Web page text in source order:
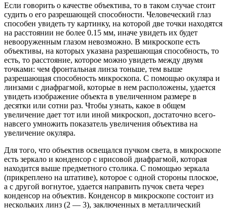
Если говорить о качестве объектива, то в таком случае стоит
судить о его разрешающей способности. Человеческий глаз
способен увидеть ту картинку, на которой две точки находятся
на расстоянии не более 0.15 мм, иначе увидеть их будет
невооруженным глазом невозможно. В микроскопе есть
объективы, на которых указана разрешающая способность, то
есть, то расстояние, которое можно увидеть между двумя
точками: чем фронтальная линза тоньше, тем выше
разрешающая способность микроскопа. С помощью окуляра и
линзами с диафрагмой, которые в нем расположены, удается
увидеть изображение объекта в увеличенном размере в
десятки или сотни раз. Чтобы узнать, какое в общем
увеличение дает тот или иной микроскоп, достаточно всего-
навсего умножить показатель увеличения объектива на
увеличение окуляра.
Для того, что объектив освещался пучком света, в микроскопе
есть зеркало и конденсор с ирисовой диафрагмой, которая
находится выше предметного столика. С помощью зеркала
(прикреплено на штативе), которое с одной стороны плоское,
а с другой вогнутое, удается направить пучок света через
конденсор на объектив. Конденсор в микроскопе состоит из
нескольких линз (2 — 3), заключенных в металлический